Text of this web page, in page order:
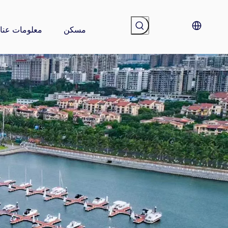
مسكن معلومات عنا